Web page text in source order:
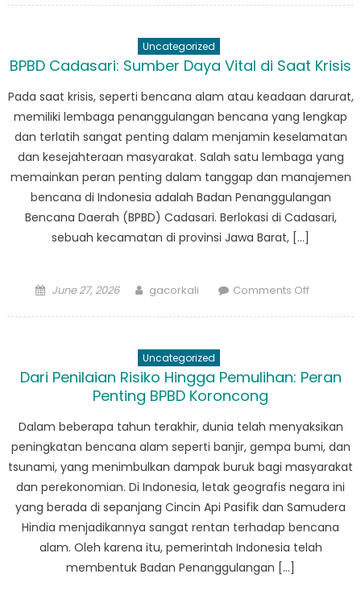
dan
Bencana
Uncategorized
BPBD Cadasari: Sumber Daya Vital di Saat Krisis
Pada saat krisis, seperti bencana alam atau keadaan darurat,
memiliki lembaga penanggulangan bencana yang lengkap
dan terlatih sangat penting dalam menjamin keselamatan
dan kesejahteraan masyarakat. Salah satu lembaga yang
memainkan peran penting dalam tanggap dan manajemen
bencana di Indonesia adalah Badan Penanggulangan
Bencana Daerah (BPBD) Cadasari. Berlokasi di Cadasari,
sebuah kecamatan di provinsi Jawa Barat, […]
Posted
June 27, 2026 Author
gacorkali Comments Offon
Vital
Saat
Uncategorized
Dari Penilaian Risiko Hingga Pemulihan: Peran
Penting BPBD Koroncong
Dalam beberapa tahun terakhir, dunia telah menyaksikan
peningkatan bencana alam seperti banjir, gempa bumi, dan
tsunami, yang menimbulkan dampak buruk bagi masyarakat
dan perekonomian. Di Indonesia, letak geografis negara ini
yang berada di sepanjang Cincin Api Pasifik dan Samudera
Hindia menjadikannya sangat rentan terhadap bencana
alam. Oleh karena itu, pemerintah Indonesia telah
membentuk Badan Penanggulangan […]